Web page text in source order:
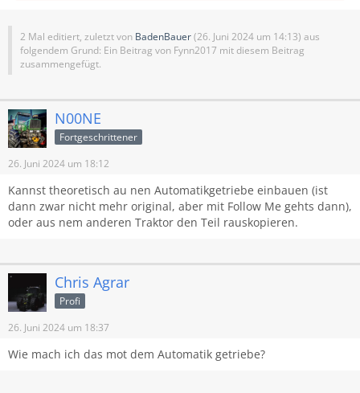
2 Mal editiert, zuletzt von BadenBauer(26. Juni 2024 um 14:13) aus
folgendem Grund: Ein Beitrag von Fynn2017 mit diesem Beitrag
zusammengefügt.
N00NE
Fortgeschrittener
26. Juni 2024 um 18:12
Kannst theoretisch au nen Automatikgetriebe einbauen (ist
dann zwar nicht mehr original, aber mit Follow Me gehts dann),
oder aus nem anderen Traktor den Teil rauskopieren.
Chris Agrar
Profi
26. Juni 2024 um 18:37
Wie mach ich das mot dem Automatik getriebe?